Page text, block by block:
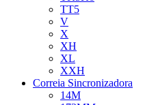
TT5
V
X
XH
XL
XXH
Correia Sincronizadora
14M